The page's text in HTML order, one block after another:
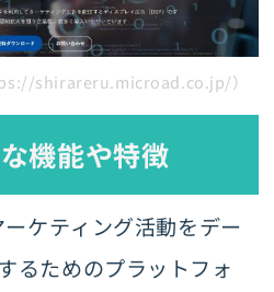
shirareru.microad.co.jp/）
機能や特徴
ケティング活動をデー
るためのプラットフォ